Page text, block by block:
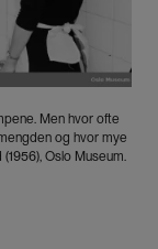
Men hvor ofte
og hvor mye
Oslo Museum.